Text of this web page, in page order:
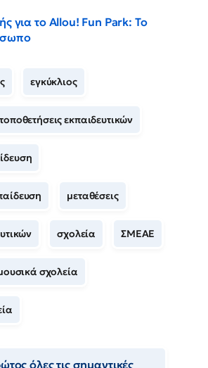
για το Allou! Fun Park: Το
εγκύκλιος
τοποθετήσεις εκπαιδευτικών
μεταθέσεις
σχολεία ΣΜΕΑΕ
σχολεία
όλες τις σημαντικές